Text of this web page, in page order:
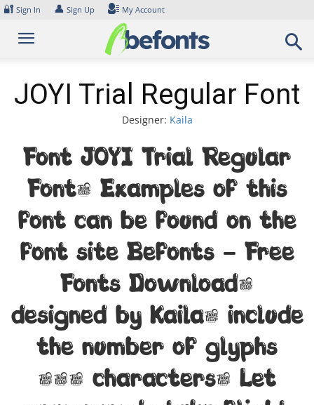
Skip
content
🔐 Sign In 👤 Sign Up My Account
JOYI Trial Regular Font
Designer: Kaila
Font JOYI Trial Regular
Font. Examples of this
font can be found on the
font site Befonts – Free
Fonts Download,
designed by Kaila, include
the number of glyphs
392 characters. Let